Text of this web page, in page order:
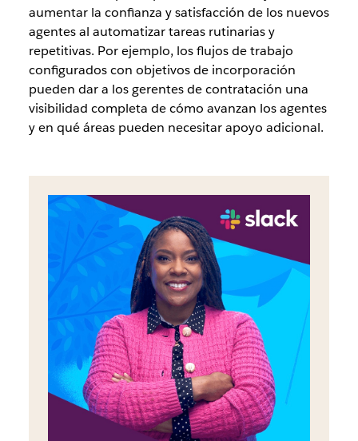
aumentar la confianza y satisfacción de los nuevos
agentes al automatizar tareas rutinarias y
repetitivas. Por ejemplo, los flujos de trabajo
configurados con objetivos de incorporación
pueden dar a los gerentes de contratación una
visibilidad completa de cómo avanzan los agentes
y en qué áreas pueden necesitar apoyo adicional.